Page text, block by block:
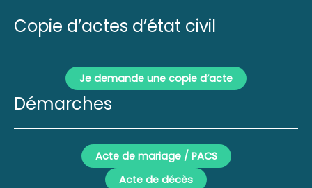
Copie d’actes d’état civil
Je demande une copie d’acte
Démarches
Acte de mariage / PACS
Acte de décès